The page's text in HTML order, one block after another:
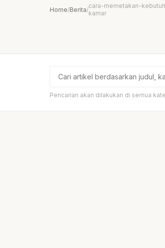
Home/Berita/cara-memetakan-
kamar
Pencarian akan dilakukan di semua